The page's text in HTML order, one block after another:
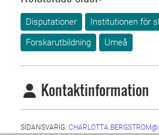
Disputationer Institutionen för
Forskarutbildning
Umeå
Kontaktinformation
SIDANSVARIG: